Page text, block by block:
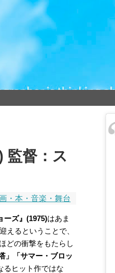
監督：ス
・本・音楽・舞台
ーズ』(1975)はあま
えるということで、
どの衝撃をもたらし
」「サマー・ブロッ
るヒット作ではな